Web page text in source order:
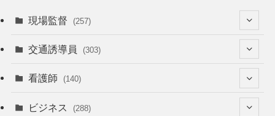
現場監督 (257)
(52)
(74)
交通誘導員 (303)
(64)
(53)
看護師 (140)
(53)
ビジネス (288)